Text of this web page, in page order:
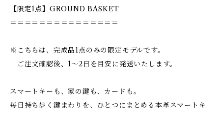
【限定1点】GROUND BASKET
＝＝＝＝＝＝＝＝＝＝＝＝＝＝＝
※こちらは、完成品1点のみの限定モデルです。
ご注文確認後、1〜2日を目安に発送いたします。
スマートキーも、家の鍵も、カードも。
毎日持ち歩く鍵まわりを、ひとつにまとめる本革スマートキ